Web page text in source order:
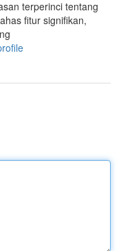
terperinci tentang
fitur signifikan,